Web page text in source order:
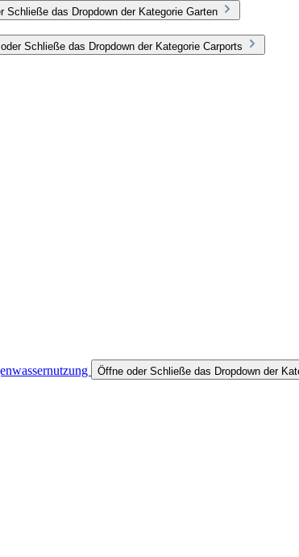
Schließe das Dropdown der Kategorie Garten
Schließe das Dropdown der Kategorie Carports
Öffne oder Schließe das Dropdown der